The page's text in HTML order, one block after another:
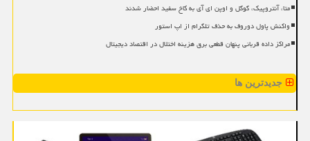
متا، آنتروپیک، گوگل و اوپن ای آی به کاخ سفید احضار شدند
واکنش پاول دوروف به حذف تلگرام از اپ استور
مراکز داده قربانی پنهان قطعی برق هزینه اختلال در اقتصاد دیجیتال
جدیدترین ها